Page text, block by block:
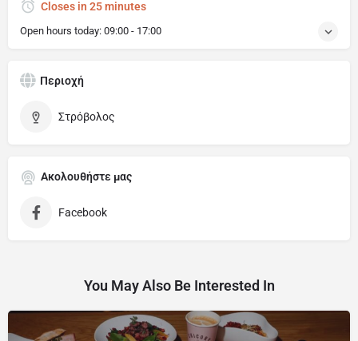
Closes in 25 minutes
Open hours today: 09:00 - 17:00
Περιοχή
Στρόβολος
Ακολουθήστε μας
Facebook
You May Also Be Interested In